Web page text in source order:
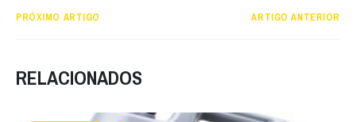
PRÓXIMO ARTIGO ARTIGO ANTERIOR
RELACIONADOS